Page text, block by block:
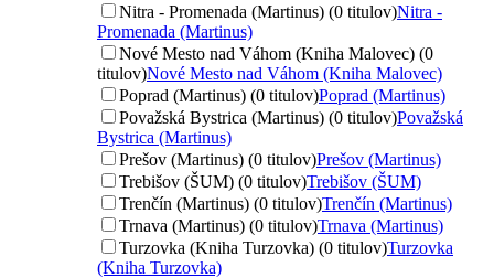
Nitra - Promenada (Martinus) (0 titulov)Nitra -
Promenada (Martinus)
Nové Mesto nad Váhom (Kniha Malovec) (0
titulov)Nové Mesto nad Váhom (Kniha Malovec)
Poprad (Martinus) (0 titulov)Poprad (Martinus)
Považská Bystrica (Martinus) (0 titulov)Považská
Bystrica (Martinus)
Prešov (Martinus) (0 titulov)Prešov (Martinus)
Trebišov (ŠUM) (0 titulov)Trebišov (ŠUM)
Trenčín (Martinus) (0 titulov)Trenčín (Martinus)
Trnava (Martinus) (0 titulov)Trnava (Martinus)
Turzovka (Kniha Turzovka) (0 titulov)Turzovka
(Kniha Turzovka)